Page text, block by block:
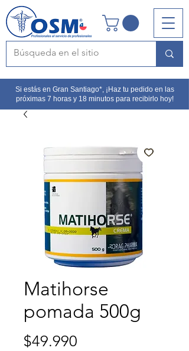
Si estás en Gran Santiago*, ¡Haz tu pedido en las
próximas 7 horas y 18 minutos para recibirlo hoy!
Matihorse
pomada 500g
$49.990